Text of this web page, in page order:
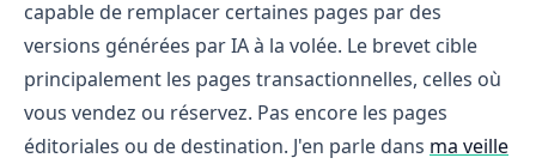
capable de remplacer certaines pages par des
versions générées par IA à la volée. Le brevet cible
principalement les pages transactionnelles, celles où
vous vendez ou réservez. Pas encore les pages
éditoriales ou de destination. J'en parle dans ma veille